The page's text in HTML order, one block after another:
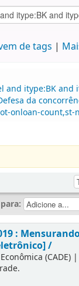
de tags
itype:BK
da
onloan-
:
/
(CADE) |